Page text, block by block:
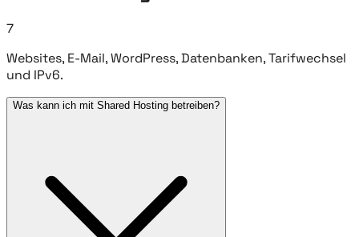
7
Websites, E-Mail, WordPress, Datenbanken, Tarifwechsel
und IPv6.
Was kann ich mit Shared Hosting betreiben?